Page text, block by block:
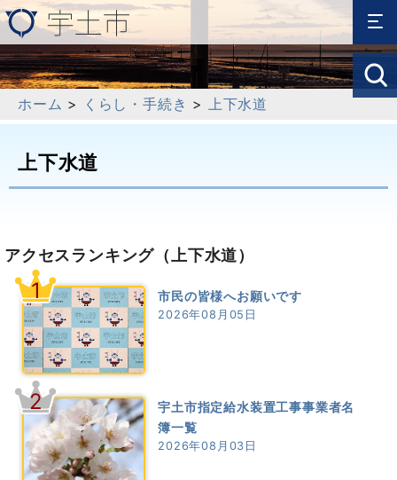
ホーム > くらし・手続き > 上下水道
上下水道
アクセスランキング （上下水道）
1 市民の皆様へお願いです
2026年08月05日
2
宇土市指定給水装置工事事業者名
簿一覧
2026年08月03日